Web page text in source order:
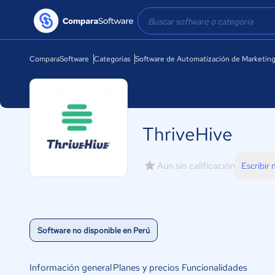
ComparaSoftware Categorías Software de Automatización de Marketing
ThriveHive
Aún sin calificación Escribir
Software no disponible en Perú
Información generalPlanes y precios Funcionalidades